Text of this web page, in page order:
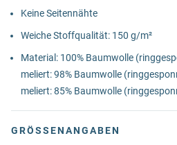
Keine Seitennähte
Weiche Stoffqualität: 150 g/m²
Material: 100% Baumwolle
meliert: 98% Baumwolle
meliert: 85% Baumwolle
GRÖSSENANGABEN